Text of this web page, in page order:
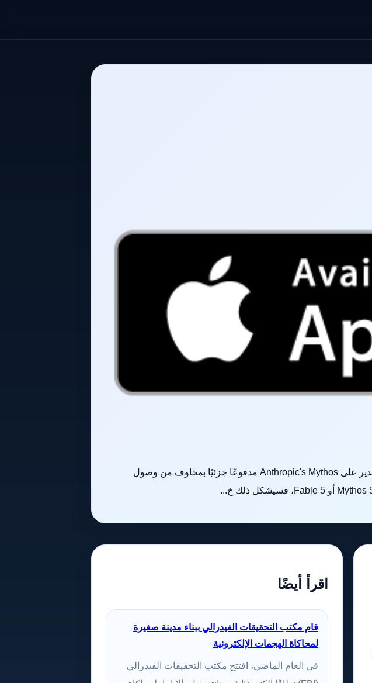
وفقًا لتقرير جديد صادر عن Semafor، كان قرار البيت الأبيض بفرض قيود على التصدير على Anthropic's Mythos مدفوعًا جزئيًا بمخاوف من وصول
اقرأ أيضًا
قام مكتب التحقيقات الفيدرالي ببناء مدينة صغيرة
لمحاكاة الهجمات الإلكترونية
في العام الماضي، افتتح مكتب التحقيقات الفيدرالي